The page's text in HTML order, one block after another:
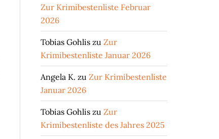
Zur Krimibestenliste Februar
2026
Tobias Gohlis zu Zur
Krimibestenliste Januar 2026
Angela K. zu Zur Krimibestenliste
Januar 2026
Tobias Gohlis zu Zur
Krimibestenliste des Jahres 2025